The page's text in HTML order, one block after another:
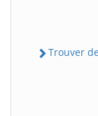
Trouver